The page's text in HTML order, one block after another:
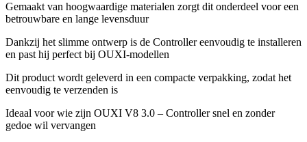
Gemaakt van hoogwaardige materialen zorgt dit onderdeel voor een
betrouwbare en lange levensduur
Dankzij het slimme ontwerp is de Controller eenvoudig te installeren
en past hij perfect bij OUXI-modellen
Dit product wordt geleverd in een compacte verpakking, zodat het
eenvoudig te verzenden is
Ideaal voor wie zijn OUXI V8 3.0 – Controller snel en zonder
gedoe wil vervangen